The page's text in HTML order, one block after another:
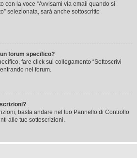
con la voce “Avvisami via email quando si
selezionata, sarà anche sottoscritto
forum specifico?
fare click sul collegamento “Sottoscrivi
nel forum.
basta andare nel tuo Pannello di Controllo
alle tue sottoscrizioni.